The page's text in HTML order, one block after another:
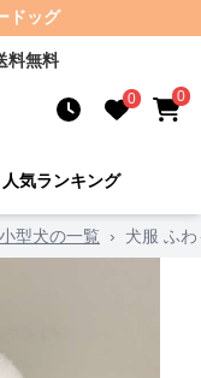
ドッグ
料無料
0 0
人気ランキング
小型犬の一覧 › 犬服 ふ